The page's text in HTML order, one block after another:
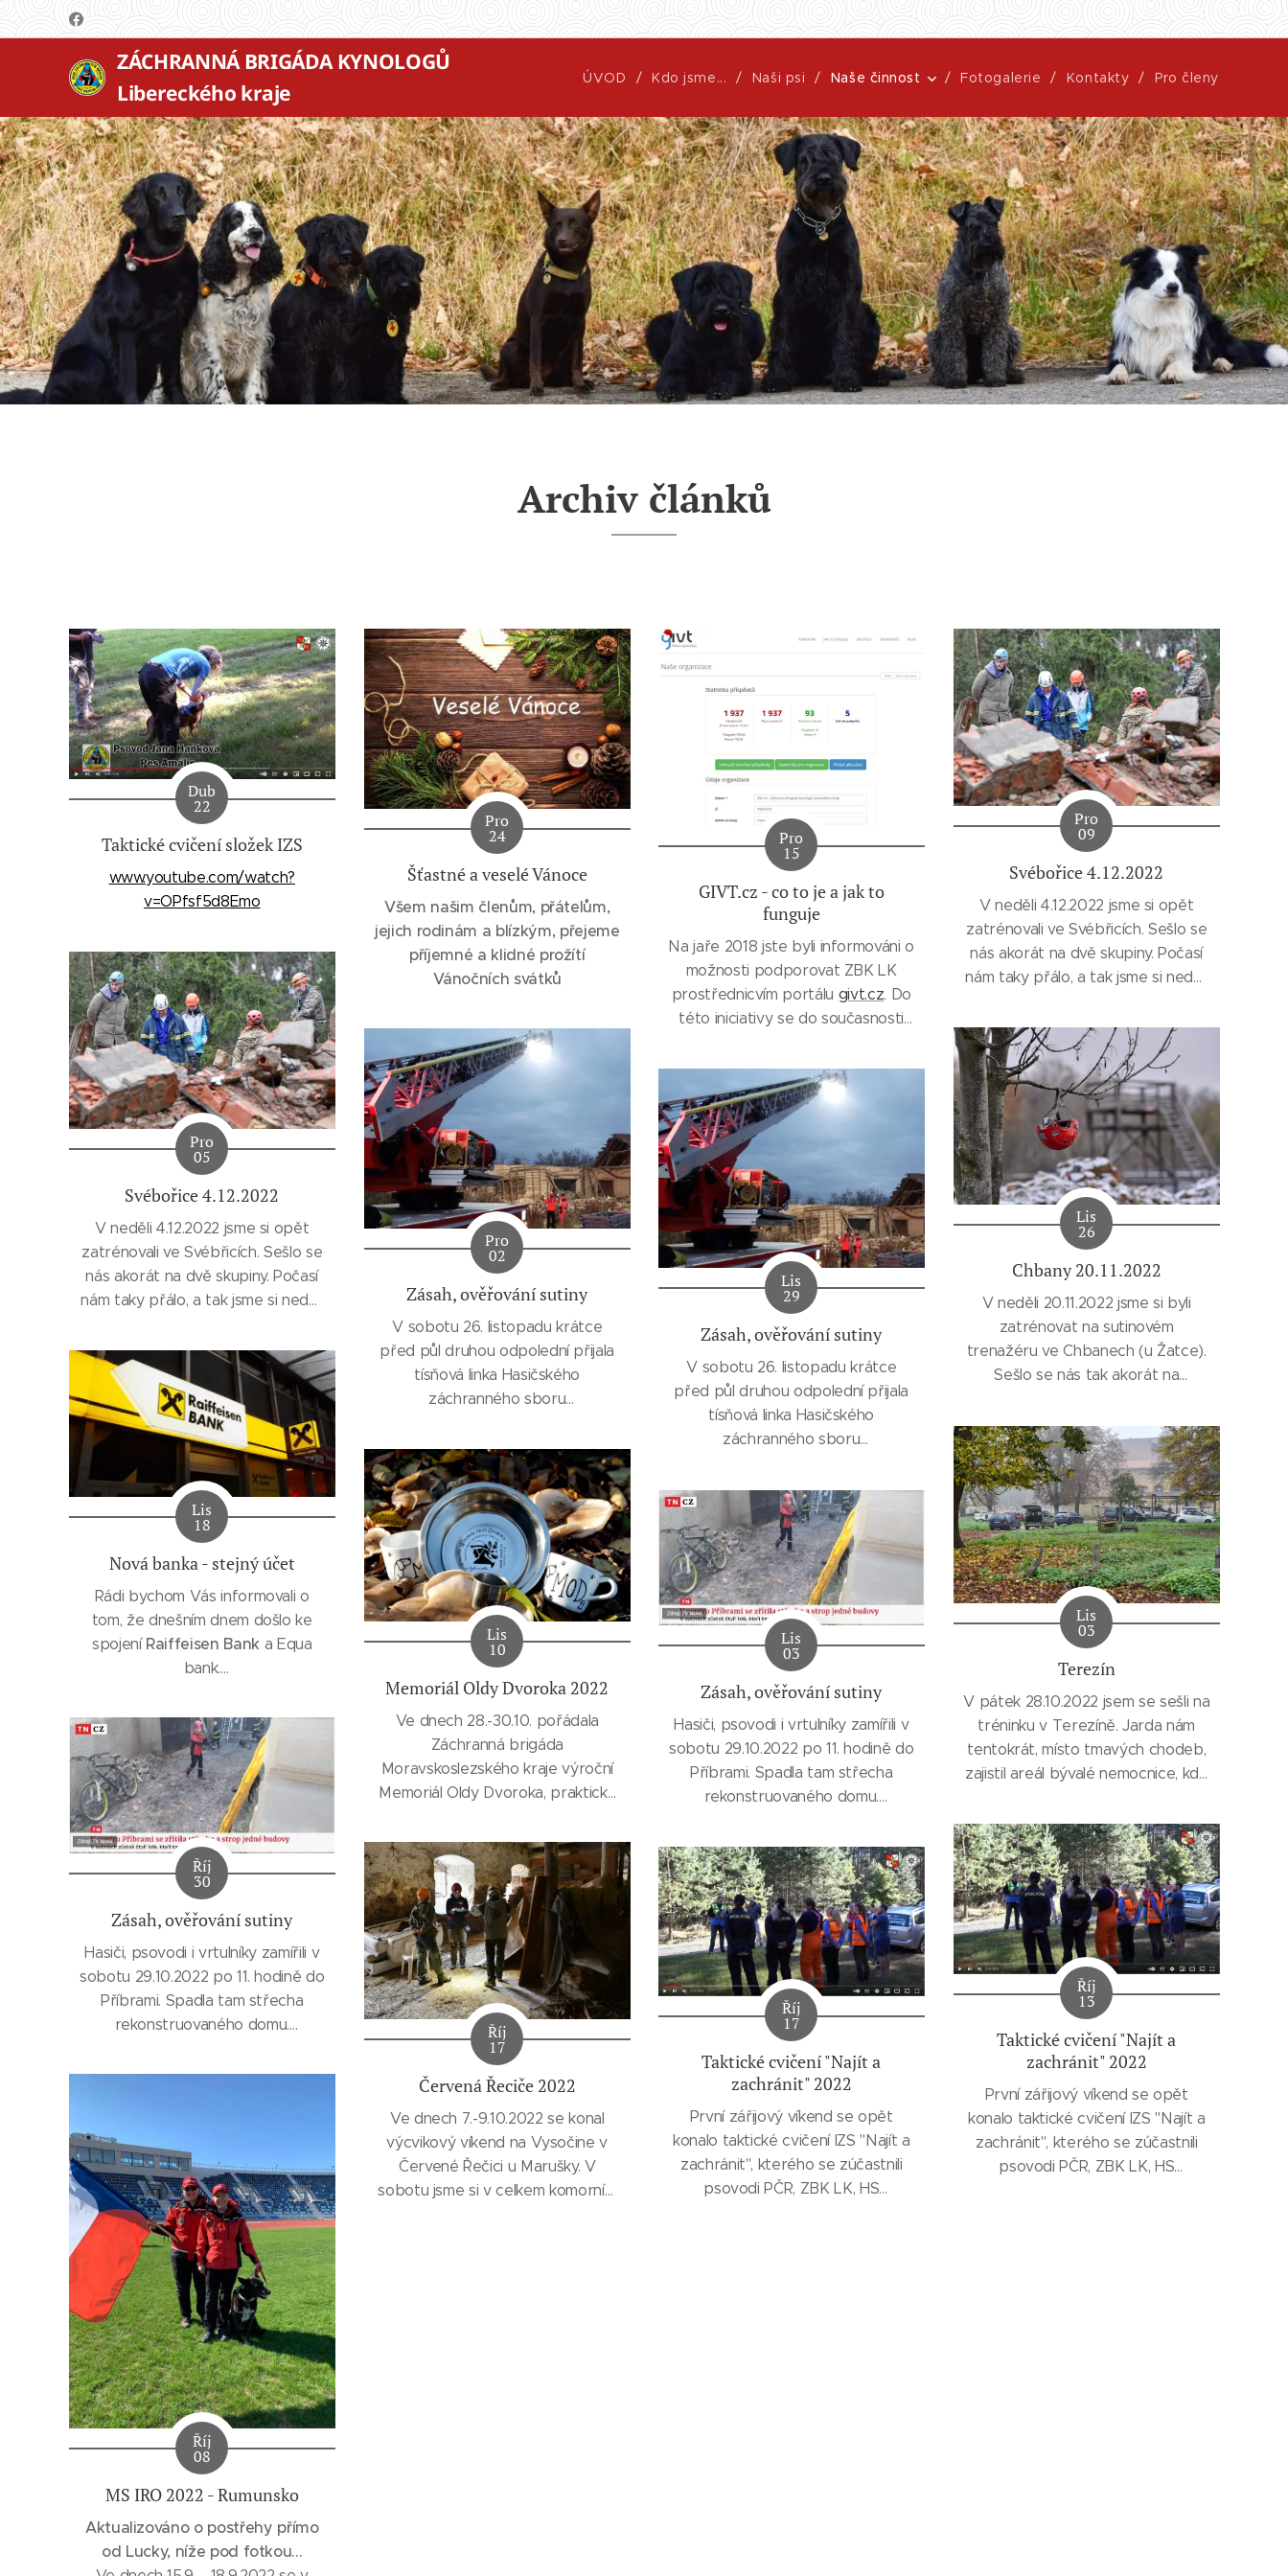
ZÁCHRANNÁ BRIGÁDA KYNOLOGŮ
Libereckého kraje
ÚVOD Kdo jsme... Naši psi Naše činnost Fotogalerie Kontakty Pro členy
Archiv článků
Dub
22
Taktické cvičení složek IZS
www.youtube.com/watch?
v=OPfsf5d8Emo
Pro
24
Šťastné a veselé Vánoce
Všem našim členům, přátelům,
jejich rodinám a blízkým, přejeme
příjemné a klidné prožítí
Vánočních svátků
Pro
15
GIVT.cz - co to je a jak to
funguje
Na jaře 2018 jste byli informováni o
možnosti podporovat ZBK LK
prostřednicvím portálu givt.cz. Do
této iniciativy se do současnosti
se nám i v tak mamém počtu lidí
podařilo do dněšního dne, našimi
nákupy na internetu, získat
bezmála dva tisíce korun (Ve
skutečnosti už přes dva ticíci ale
některé částky ještě...
Pro
09
Svébořice 4.12.2022
V neděli 4.12.2022 jsme si opět
zatrénovali ve Svébřicích. Sešlo se
nás akorát na dvě skupiny. Počasí
nám taky přálo, a tak jsme si neděli
Pro
05
Svébořice 4.12.2022
V neděli 4.12.2022 jsme si opět
zatrénovali ve Svébřicích. Sešlo se
nás akorát na dvě skupiny. Počasí
nám taky přálo, a tak jsme si neděli
Pro
02
Zásah, ověřování sutiny
V sobotu 26. listopadu krátce
před půl druhou odpolední přijala
tísňová linka Hasičského
záchranného sboru
České republiky informaci o
destrukci stodoly v obci Poboří.
Ověřování sutiny se zúčastnila i
Lucka Čeňková, která má za SZBK
ČR (ZBKLK) atest na sutinové
vyhledávání.
Lis
29
Zásah, ověřování sutiny
V sobotu 26. listopadu krátce
před půl druhou odpolední přijala
tísňová linka Hasičského
záchranného sboru
České republiky informaci o
destrukci stodoly v obci Poboří.
Ověřování sutiny se zúčastnila i
Lucka Čeňková, která má za SZBK
ČR (ZBKLK) atest na sutinové
vyhledávání.
Lis
26
Chbany 20.11.2022
V neděli 20.11.2022 jsme si byli
zatrénovat na sutinovém
trenažéru ve Chbanech (u Žatce).
Sešlo se nás tak akorát na
skupinách. Je asi pravda, že
listopadové počasí na Žatecku
mohli být malinko lepší, ale i tak se
neděle vydařila.
I buřtíky jsme i nakonec na ohýnku
opekli...
Lis
18
Nová banka - stejný účet
Rádi bychom Vás informovali o
tom, že dnešním dnem došlo ke
spojení Raiffeisen Banka Equa
bank.
Raiffeinsen Bank (RB)
Jediná změna která se Vás týká, je
změna kódu banky, vše ostatní
zůstalo stejné
Číslo účtu u RB je tedy
1031280265 / 5500
Lis
10
Memoriál Oldy Dvoroka 2022
Ve dnech 28.-30.10. pořádala
Záchranná brigáda
Moravskoslezského kraje výroční
Memoriál Oldy Dvoroka, praktický
Závod byl umístěn do prostředí
krásných Hostýnských vrchů, do
katastru obce Rusava.
Za naší ZBK se závodu zúčastnily
Štěpánka s Dailí a Johankou s
Amálkou s umístěním na krásném
4.místě.
Holky, děkujeme za...
Lis
03
Zásah, ověřování sutiny
Hasiči, psovodi i vrtulníky zamířili v
sobotu 29.10.2022 po 11. hodině do
Příbrami. Spadla tam střecha
rekonstruovaného domu.
Lucka Čeňková, která má za SZBK
ČR (ZBKLK) atest na sutinové
vyhledávání.
Lis
03
Terezín
V pátek 28.10.2022 jsem se sešli na
tréninku v Terezíně. Jarda nám
tentokrát, místo tmavých chodeb,
zajistil areál bývalé nemocnice, kde
různými zákoutími nacházely i
rozsáhlé sklepy, takže i tmy jsme si
užili požehnaně.
Říj
30
Zásah, ověřování sutiny
Hasiči, psovodi i vrtulníky zamířili v
sobotu 29.10.2022 po 11. hodině do
Příbrami. Spadla tam střecha
rekonstruovaného domu.
Lucka Čeňková, která má za SZBK
Říj
17
Červená Řeciče 2022
Ve dnech 7.-9.10.2022 se konal
výcvikový víkend na Vysočine v
Červené Řečici u Marušky. V
sobotu jsme si v celkem komorním
Říj
17
Taktické cvičení "Najít a
zachránit" 2022
První zářijový víkend se opět
konalo taktické cvičení IZS "Najít a
zachránit", kterého se zúčastnili
psovodi PČR, ZBK LK, HS
Říj
13
Taktické cvičení "Najít a
zachránit" 2022
První zářijový víkend se opět
konalo taktické cvičení IZS "Najít a
zachránit", kterého se zúčastnili
psovodi PČR, ZBK LK, HS
Říj
08
MS IRO 2022 - Rumunsko
Aktualizováno o postřehy přímo
od Lucky, níže pod fotkou...